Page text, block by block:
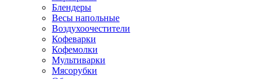
Блендеры
Весы напольные
Воздухоочестители
Кофеварки
Кофемолки
Мультиварки
Мясорубки